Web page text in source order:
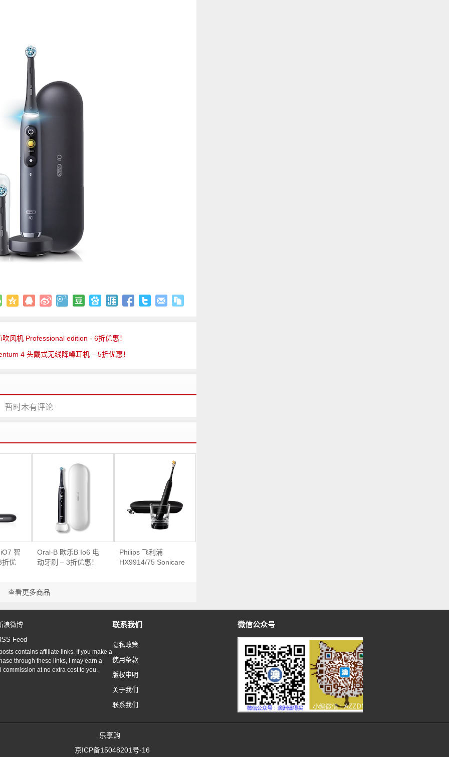
风机 Professional edition - 6折优惠！
4 头戴式无线降噪耳机 – 5折优惠！
暂时木有评论
智
折优
Oral-B 欧乐B Io6 电
动牙刷 – 3折优惠！
Philips 飞利浦
HX9914/75 Sonicare
查看更多商品
浪微博
Feed
contains affiliate links. If you make a
through these links, I may earn a
commission at no extra cost to you.
联系我们
隐私政策
使用条款
版权申明
关于我们
联系我们
微信公众号
乐享购
京ICP备15048201号-16